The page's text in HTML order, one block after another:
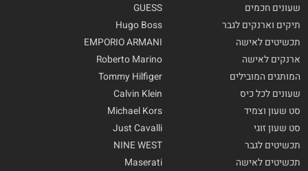
שעונים חכמים
תיקים וארנקים לגבר
תכשיטים לאישה
ארנקים לאישה
המותגים המובילים
שעונים לכל כיס
סט שעון וצמיד
סט שעון זוגי
תכשיטים לגבר
תכשיטים לאישה
GUESS
Hugo Boss
EMPORIO ARMANI
Roberto Marino
Tommy Hilfiger
Calvin Klein
Michael Kors
Just Cavalli
NINE WEST
Maserati